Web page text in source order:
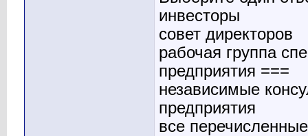
инвесторы
совет директоров
рабочая группа
предприятия ===
независимые
предприятия
все